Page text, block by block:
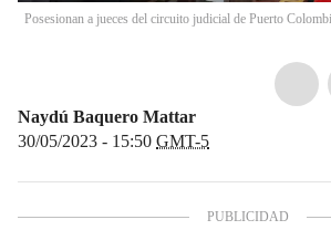
Posesionan a jueces del circuito judicial de Puerto
Naydú Baquero Mattar
30/05/2023 - 15:50 GMT-5